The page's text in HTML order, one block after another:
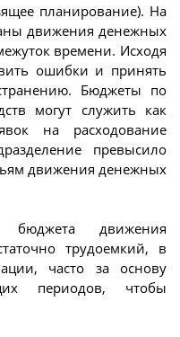
планирование). На
движения денежных
времени. Исходя
ошибки и принять
Бюджеты по
могут служить как
на расходование
превысило
движения денежных
бюджета движения
трудоемкий, в
часто за основу
периодов, чтобы